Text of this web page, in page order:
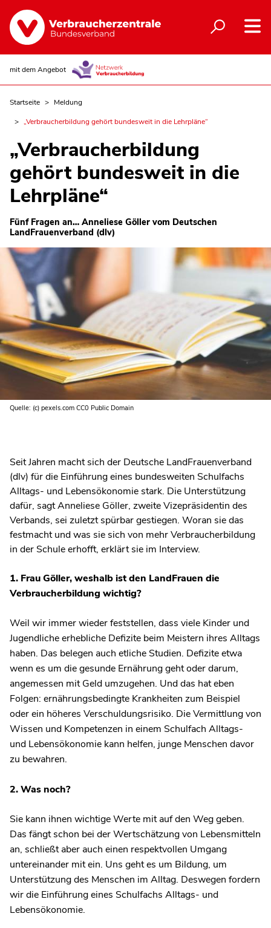
mit dem Angebot
Startseite
Meldung
„Verbraucherbildung gehört bundesweit in die Lehrpläne“
„Verbraucherbildung
gehört bundesweit in die
Lehrpläne“
Fünf Fragen an… Anneliese Göller vom Deutschen
LandFrauenverband (dlv)
Quelle: (c) pexels.com CC0 Public Domain
Seit Jahren macht sich der Deutsche LandFrauenverband
(dlv) für die Einführung eines bundesweiten Schulfachs
Alltags- und Lebensökonomie stark. Die Unterstützung
dafür, sagt Anneliese Göller, zweite Vizepräsidentin des
Verbands, sei zuletzt spürbar gestiegen. Woran sie das
festmacht und was sie sich von mehr Verbraucherbildung
in der Schule erhofft, erklärt sie im Interview.
1. Frau Göller, weshalb ist den LandFrauen die
Verbraucherbildung wichtig?
Weil wir immer wieder feststellen, dass viele Kinder und
Jugendliche erhebliche Defizite beim Meistern ihres Alltags
haben. Das belegen auch etliche Studien. Defizite etwa
wenn es um die gesunde Ernährung geht oder darum,
angemessen mit Geld umzugehen. Und das hat eben
Folgen: ernährungsbedingte Krankheiten zum Beispiel
oder ein höheres Verschuldungsrisiko. Die Vermittlung von
Wissen und Kompetenzen in einem Schulfach Alltags-
und Lebensökonomie kann helfen, junge Menschen davor
zu bewahren.
2.Was noch?
Sie kann ihnen wichtige Werte mit auf den Weg geben.
Das fängt schon bei der Wertschätzung von Lebensmitteln
an, schließt aber auch einen respektvollen Umgang
untereinander mit ein. Uns geht es um Bildung, um
Unterstützung des Menschen im Alltag. Deswegen fordern
wir die Einführung eines Schulfachs Alltags- und
Lebensökonomie.